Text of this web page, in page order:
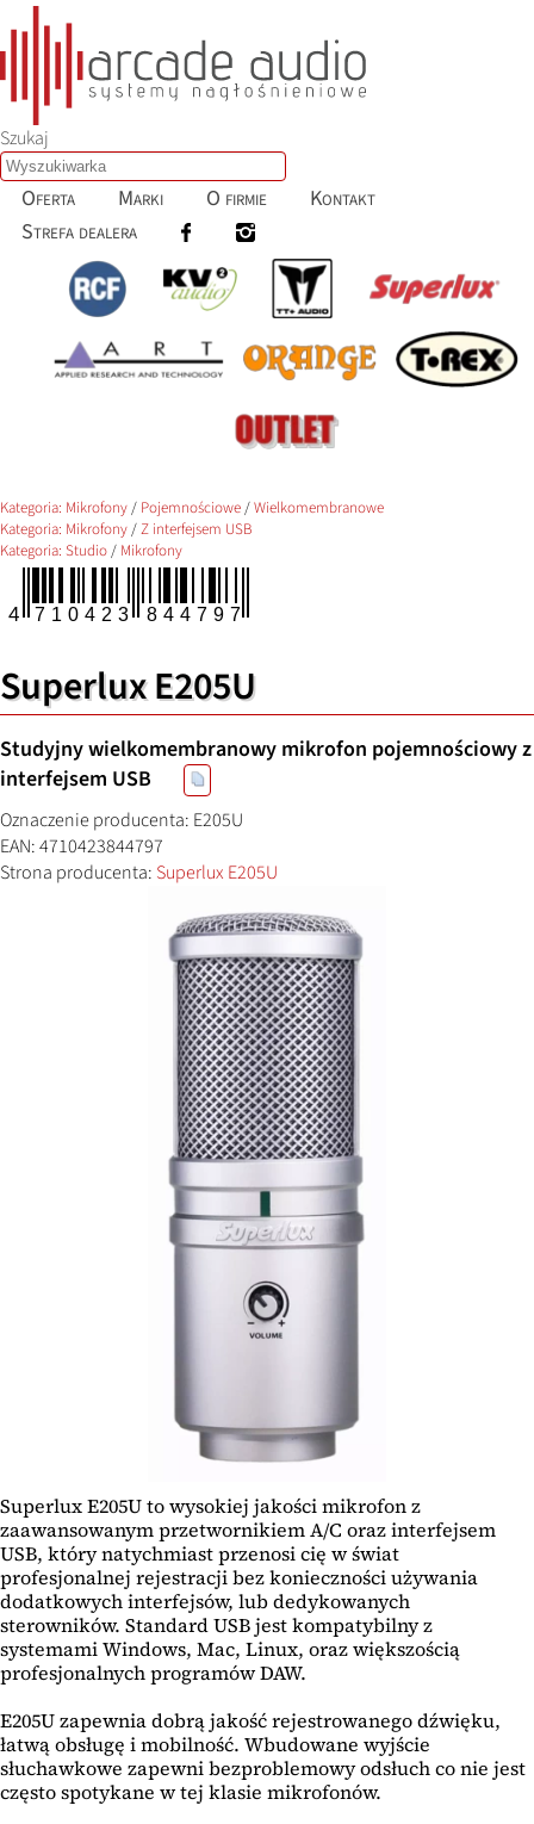
Szukaj
Oferta Marki O firmie
Kontakt
Strefa dealera
Kategoria: Mikrofony/ Pojemnościowe/Wielkomembranowe
Kategoria: Mikrofony/Z interfejsem USB
Kategoria: Studio/ Mikrofony
Superlux E205U
Studyjny wielkomembranowy mikrofon pojemnościowy z
interfejsem USB
Oznaczenie producenta: E205U
EAN: 4710423844797
Strona producenta: Superlux E205U
Superlux E205U to wysokiej jakości mikrofon z
zaawansowanym przetwornikiem A/C oraz interfejsem
USB, który natychmiast przenosi cię w świat
profesjonalnej rejestracji bez konieczności używania
dodatkowych interfejsów, lub dedykowanych
sterowników. Standard USB jest kompatybilny z
systemami Windows, Mac, Linux, oraz większością
profesjonalnych programów DAW.
E205U zapewnia dobrą jakość rejestrowanego dźwięku,
łatwą obsługę i mobilność. Wbudowane wyjście
słuchawkowe zapewni bezproblemowy odsłuch co nie jest
często spotykane w tej klasie mikrofonów.